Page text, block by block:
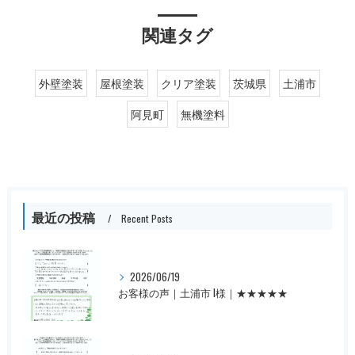
関連タグ
外壁塗装 屋根塗装 クリア塗装 茨城県
土浦市
阿見町
無機塗料
最近の投稿 Recent Posts
2026/06/19
お客様の声｜土浦市 I様｜★★★★★